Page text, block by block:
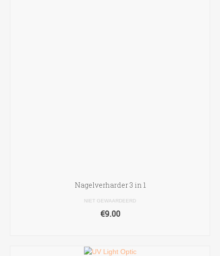
Nagelverharder 3 in 1
NIET GEWAARDEERD
€9.00